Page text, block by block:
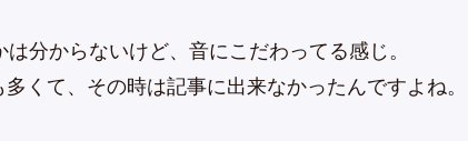
分からないけど、音にこだわってる感じ。
くて、その時は記事に出来なかったんですよね。